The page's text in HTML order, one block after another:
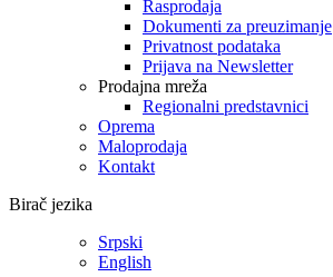
Rasprodaja
Dokumenti za preuzimanje
Privatnost podataka
Prijava na Newsletter
Prodajna mreža
Regionalni predstavnici
Oprema
Maloprodaja
Kontakt
Birač jezika
Srpski
English